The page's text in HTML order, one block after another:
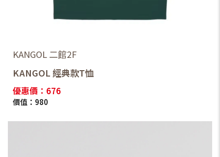
KANGOL 二館2F
KANGOL 經典款T恤
優惠價：676
價值：980